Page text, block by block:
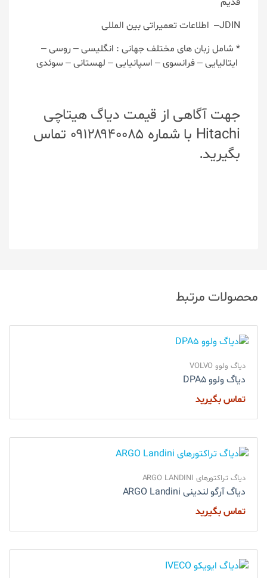
JDIN– اطلاعات تعمیراتی بین المللی
* شامل زبان های مختلف جهانی : انگلیسی – روسی –
ایتالیایی – فرانسوی – اسپانیایی – لهستانی – سوئدی
جهت آگاهی از قیمت دیاگ هیتاچی
Hitachi با شماره ۰۹۱۲۸۹۴۰۰۸۵ تماس
بگیرید.
محصولات مرتبط
دیاگ ولوو VOLVO
دیاگ ولوو DPA5
تماس بگیرید
دیاگ تراکتورهای ARGO LANDINI
دیاگ آرگو لندینی ARGO Landini
تماس بگیرید